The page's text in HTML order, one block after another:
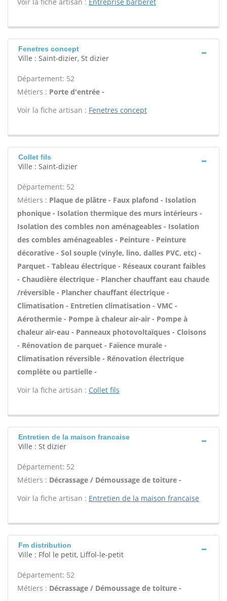
Fenetres concept
Ville : Saint-dizier, St dizier
Département: 52
Métiers : Porte d'entrée -
Voir la fiche artisan : Fenetres concept
Collet fils
Ville : Saint-dizier
Département: 52
Métiers : Plaque de plâtre - Faux plafond - Isolation
phonique - Isolation thermique des murs intérieurs -
Isolation des combles non aménageables - Isolation
des combles aménageables - Peinture - Peinture
décorative - Sol souple (vinyle, lino, dalles PVC, etc) -
Parquet - Tableau électrique - Réseaux courant faibles
- Chaudière électrique - Plancher chauffant eau chaude
/réversible - Plancher chauffant électrique -
Climatisation - Entretien climatisation - VMC -
Aérothermie - Pompe à chaleur air-air - Pompe à
chaleur air-eau - Panneaux photovoltaïques - Cloisons
- Rénovation de parquet - Faïence murale -
Climatisation réversible - Rénovation électrique
complète ou partielle -
Voir la fiche artisan : Collet fils
Entretien de la maison francaise
Ville : St dizier
Département: 52
Métiers : Décrassage / Démoussage de toiture -
Voir la fiche artisan : Entretien de la maison francaise
Fm distribution
Ville : Ffol le petit, Liffol-le-petit
Département: 52
Métiers : Décrassage / Démoussage de toiture -